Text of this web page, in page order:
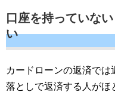
口座を持っていな
い
カードローンの返済では
落としで返済する人がほ